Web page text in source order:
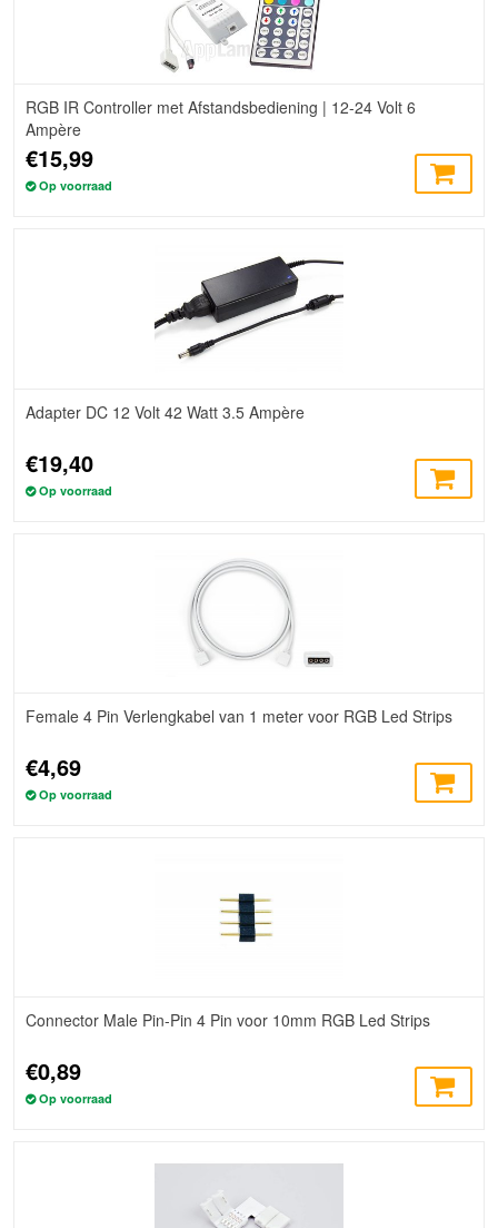
RGB IR Controller met Afstandsbediening | 12-24 Volt 6
Ampère
€15,99
Op voorraad
Adapter DC 12 Volt 42 Watt 3.5 Ampère
€19,40
Op voorraad
Female 4 Pin Verlengkabel van 1 meter voor RGB Led Strips
€4,69
Op voorraad
Connector Male Pin-Pin 4 Pin voor 10mm RGB Led Strips
€0,89
Op voorraad